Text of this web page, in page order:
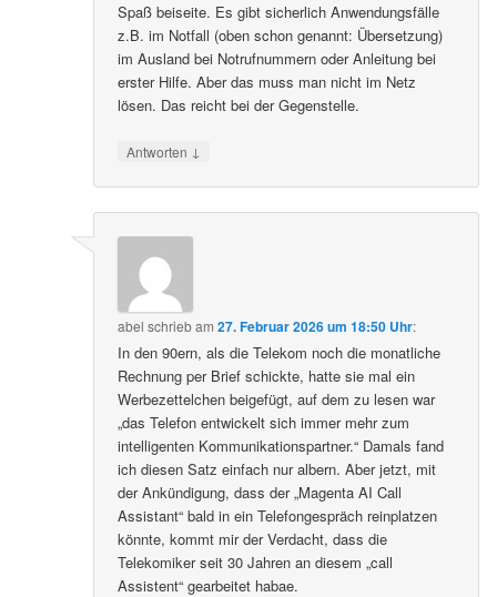
Spaß beiseite. Es gibt sicherlich Anwendungsfälle
z.B. im Notfall (oben schon genannt: Übersetzung)
im Ausland bei Notrufnummern oder Anleitung bei
erster Hilfe. Aber das muss man nicht im Netz
lösen. Das reicht bei der Gegenstelle.
Antworten ↓
abel schriebam27. Februar 2026 um 18:50 Uhr:
In den 90ern, als die Telekom noch die monatliche
Rechnung per Brief schickte, hatte sie mal ein
Werbezettelchen beigefügt, auf dem zu lesen war
„das Telefon entwickelt sich immer mehr zum
intelligenten Kommunikationspartner.“ Damals fand
ich diesen Satz einfach nur albern. Aber jetzt, mit
der Ankündigung, dass der „Magenta AI Call
Assistant“ bald in ein Telefongespräch reinplatzen
könnte, kommt mir der Verdacht, dass die
Telekomiker seit 30 Jahren an diesem „call
Assistent“ gearbeitet habae.